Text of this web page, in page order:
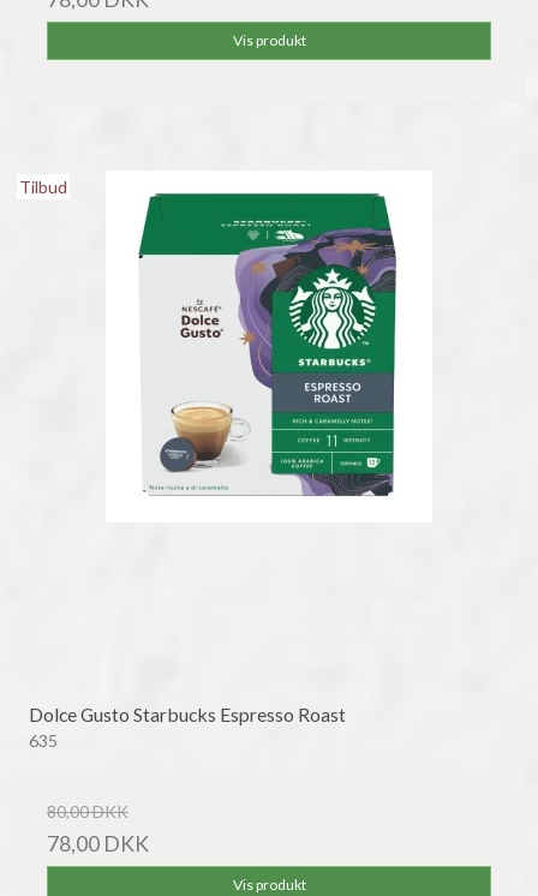
Vis produkt
Tilbud
Dolce Gusto Starbucks Espresso Roast
635
80,00 DKK
78,00 DKK
Vis produkt